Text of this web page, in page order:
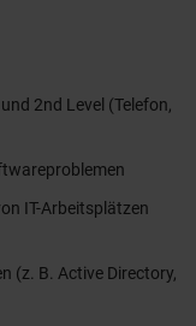
2nd Level (Telefon,
IT-Arbeitsplätzen
(z. B. Active Directory,